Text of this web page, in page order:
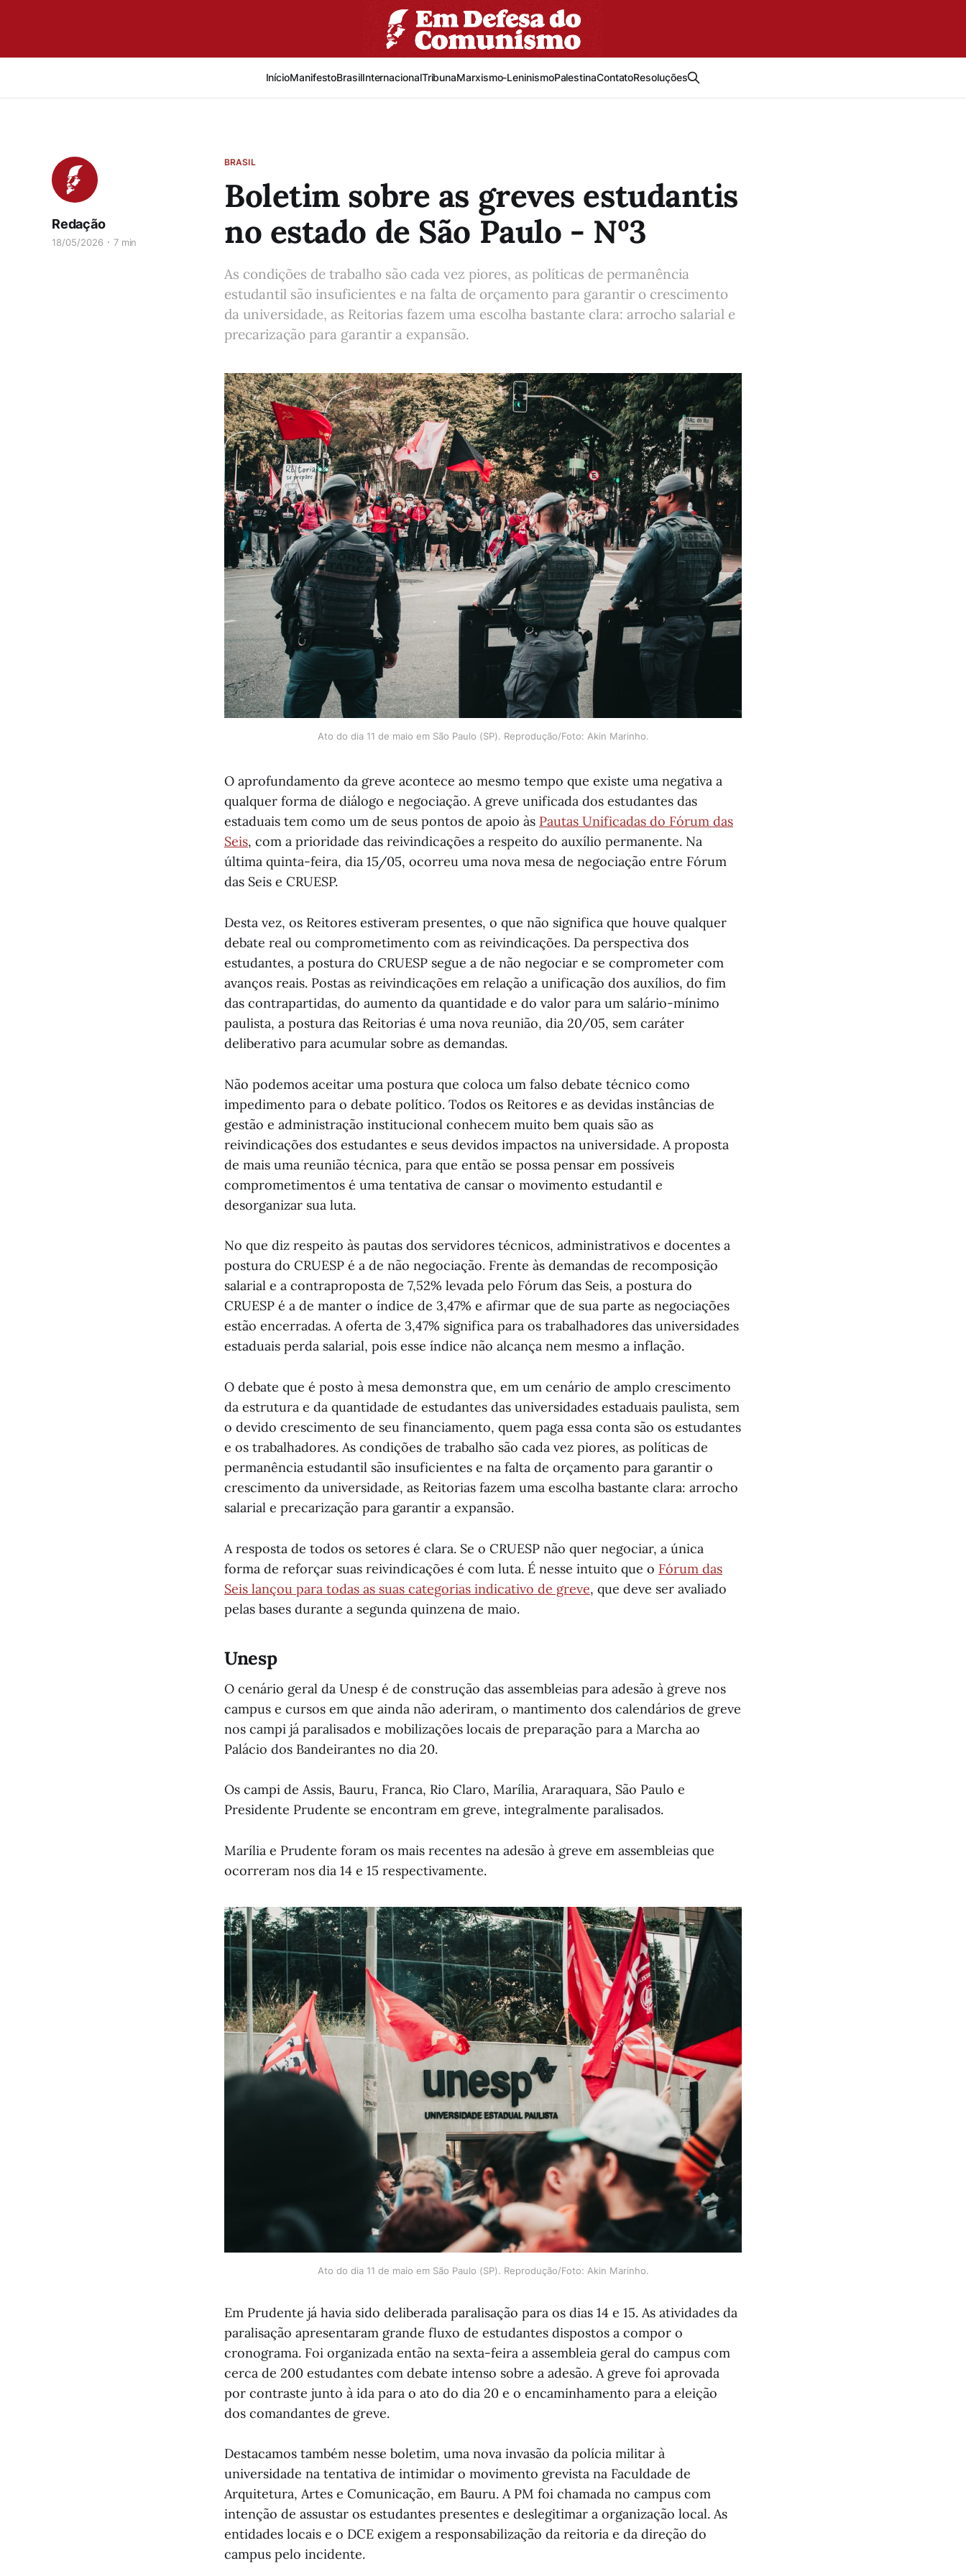
InícioManifestoBrasilInternacionalTribunaMarxismo-LeninismoPalestinaContatoResoluções
BRASIL
Boletim sobre as greves estudantis
no estado de São Paulo - Nº3
Redação
18/05/2026 7 min
As condições de trabalho são cada vez piores, as políticas de permanência
estudantil são insuficientes e na falta de orçamento para garantir o crescimento
da universidade, as Reitorias fazem uma escolha bastante clara: arrocho salarial e
precarização para garantir a expansão.
Ato do dia 11 de maio em São Paulo (SP). Reprodução/Foto: Akin Marinho.
O aprofundamento da greve acontece ao mesmo tempo que existe uma negativa a
qualquer forma de diálogo e negociação. A greve unificada dos estudantes das
estaduais tem como um de seus pontos de apoio às Pautas Unificadas do Fórum das
Seis, com a prioridade das reivindicações a respeito do auxílio permanente. Na
última quinta-feira, dia 15/05, ocorreu uma nova mesa de negociação entre Fórum
das Seis e CRUESP.
Desta vez, os Reitores estiveram presentes, o que não significa que houve qualquer
debate real ou comprometimento com as reivindicações. Da perspectiva dos
estudantes, a postura do CRUESP segue a de não negociar e se comprometer com
avanços reais. Postas as reivindicações em relação a unificação dos auxílios, do fim
das contrapartidas, do aumento da quantidade e do valor para um salário-mínimo
paulista, a postura das Reitorias é uma nova reunião, dia 20/05, sem caráter
deliberativo para acumular sobre as demandas.
Não podemos aceitar uma postura que coloca um falso debate técnico como
impedimento para o debate político. Todos os Reitores e as devidas instâncias de
gestão e administração institucional conhecem muito bem quais são as
reivindicações dos estudantes e seus devidos impactos na universidade. A proposta
de mais uma reunião técnica, para que então se possa pensar em possíveis
comprometimentos é uma tentativa de cansar o movimento estudantil e
desorganizar sua luta.
No que diz respeito às pautas dos servidores técnicos, administrativos e docentes a
postura do CRUESP é a de não negociação. Frente às demandas de recomposição
salarial e a contraproposta de 7,52% levada pelo Fórum das Seis, a postura do
CRUESP é a de manter o índice de 3,47% e afirmar que de sua parte as negociações
estão encerradas. A oferta de 3,47% significa para os trabalhadores das universidades
estaduais perda salarial, pois esse índice não alcança nem mesmo a inflação.
O debate que é posto à mesa demonstra que, em um cenário de amplo crescimento
da estrutura e da quantidade de estudantes das universidades estaduais paulista, sem
o devido crescimento de seu financiamento, quem paga essa conta são os estudantes
e os trabalhadores. As condições de trabalho são cada vez piores, as políticas de
permanência estudantil são insuficientes e na falta de orçamento para garantir o
crescimento da universidade, as Reitorias fazem uma escolha bastante clara: arrocho
salarial e precarização para garantir a expansão.
A resposta de todos os setores é clara. Se o CRUESP não quer negociar, a única
forma de reforçar suas reivindicações é com luta. É nesse intuito que o Fórum das
Seis lançou para todas as suas categorias indicativo de greve, que deve ser avaliado
pelas bases durante a segunda quinzena de maio.
Unesp
O cenário geral da Unesp é de construção das assembleias para adesão à greve nos
campus e cursos em que ainda não aderiram, o mantimento dos calendários de greve
nos campi já paralisados e mobilizações locais de preparação para a Marcha ao
Palácio dos Bandeirantes no dia 20.
Os campi de Assis, Bauru, Franca, Rio Claro, Marília, Araraquara, São Paulo e
Presidente Prudente se encontram em greve, integralmente paralisados.
Marília e Prudente foram os mais recentes na adesão à greve em assembleias que
ocorreram nos dia 14 e 15 respectivamente.
Ato do dia 11 de maio em São Paulo (SP). Reprodução/Foto: Akin Marinho.
Em Prudente já havia sido deliberada paralisação para os dias 14 e 15. As atividades da
paralisação apresentaram grande fluxo de estudantes dispostos a compor o
cronograma. Foi organizada então na sexta-feira a assembleia geral do campus com
cerca de 200 estudantes com debate intenso sobre a adesão. A greve foi aprovada
por contraste junto à ida para o ato do dia 20 e o encaminhamento para a eleição
dos comandantes de greve.
Destacamos também nesse boletim, uma nova invasão da polícia militar à
universidade na tentativa de intimidar o movimento grevista na Faculdade de
Arquitetura, Artes e Comunicação, em Bauru. A PM foi chamada no campus com
intenção de assustar os estudantes presentes e deslegitimar a organização local. As
entidades locais e o DCE exigem a responsabilização da reitoria e da direção do
campus pelo incidente.